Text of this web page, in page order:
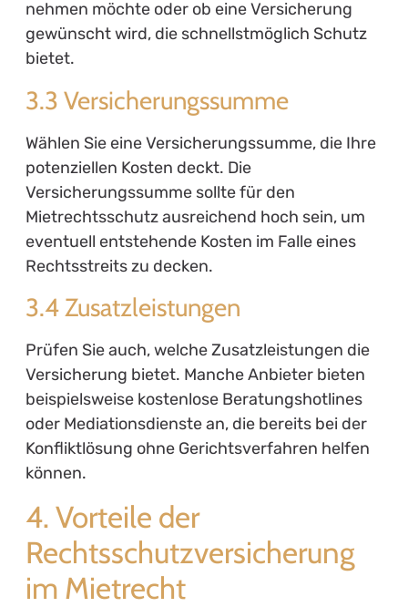
nehmen möchte oder ob eine Versicherung
gewünscht wird, die schnellstmöglich Schutz
bietet.
3.3 Versicherungssumme
Wählen Sie eine Versicherungssumme, die Ihre
potenziellen Kosten deckt. Die
Versicherungssumme sollte für den
Mietrechtsschutz ausreichend hoch sein, um
eventuell entstehende Kosten im Falle eines
Rechtsstreits zu decken.
3.4 Zusatzleistungen
Prüfen Sie auch, welche Zusatzleistungen die
Versicherung bietet. Manche Anbieter bieten
beispielsweise kostenlose Beratungshotlines
oder Mediationsdienste an, die bereits bei der
Konfliktlösung ohne Gerichtsverfahren helfen
können.
4. Vorteile der
Rechtsschutzversicherung
im Mietrecht